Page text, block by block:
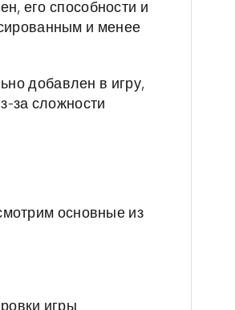
его способности и
и менее
добавлен в игру,
за сложности
основные из